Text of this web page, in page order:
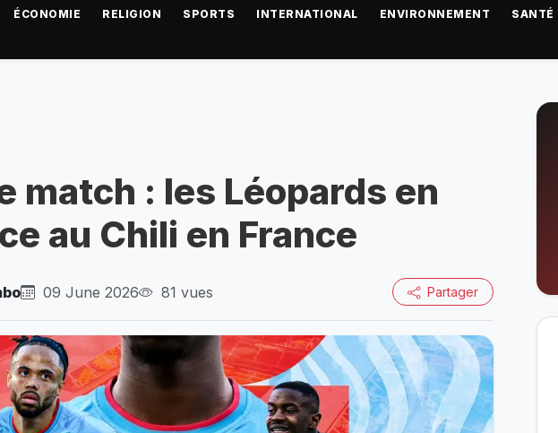
ÉCONOMIE RELIGION SPORTS INTERNATIONAL ENVIRONNEMENT SANTÉ
match : les Léopards en
au Chili en France
09 June 2026 81 vues Partager